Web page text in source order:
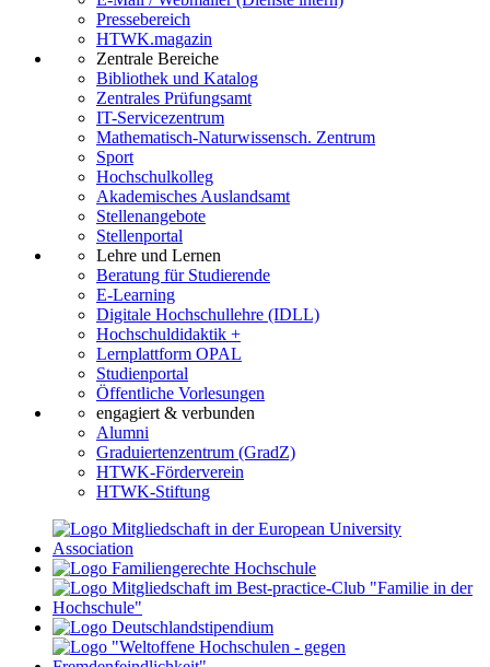
Pressebereich
HTWK.magazin
Zentrale Bereiche
Bibliothek und Katalog
Zentrales Prüfungsamt
IT-Servicezentrum
Mathematisch-Naturwissensch. Zentrum
Sport
Hochschulkolleg
Akademisches Auslandsamt
Stellenangebote
Stellenportal
Lehre und Lernen
Beratung für Studierende
E-Learning
Digitale Hochschullehre (IDLL)
Hochschuldidaktik +
Lernplattform OPAL
Studienportal
Öffentliche Vorlesungen
engagiert & verbunden
Alumni
Graduiertenzentrum (GradZ)
HTWK-Förderverein
HTWK-Stiftung